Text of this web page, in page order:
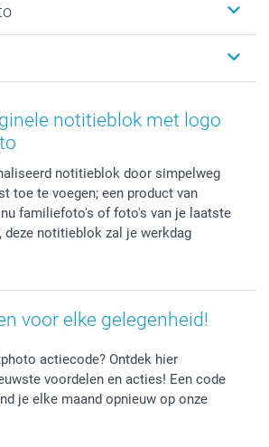
& Fotoalbum met fotoprints
en Snoepjes
notitieblok met logo
notitieblok door simpelweg
toe te voegen; een product van
familiefoto's of foto's van je laatste
deze notitieblok zal je werkdag
voor elke gelegenheid!
actiecode? Ontdek hier
voordelen en acties! Een code
je elke maand opnieuw op onze